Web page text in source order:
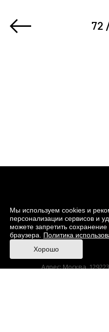
72
© 2026 Музей кино
При поддержке
Адрес: Москва,
Мы используем cookies и
персонализации сервисов и
можете запретить
браузера. Политика
Хорошо